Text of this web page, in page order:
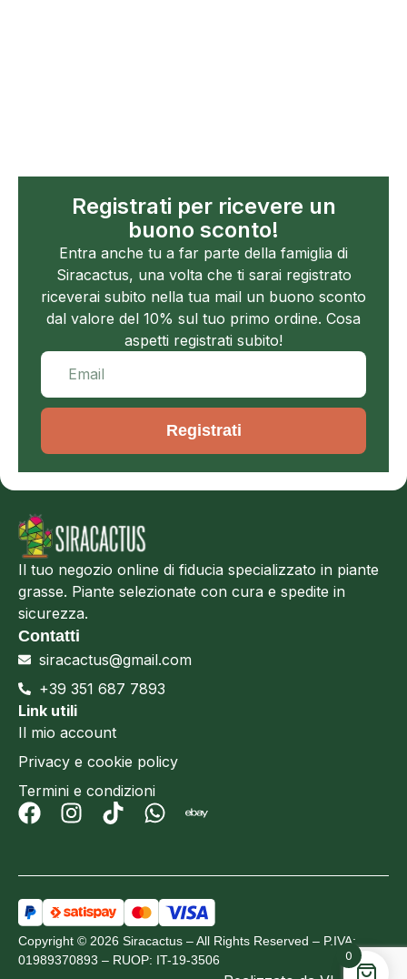
Registrati per ricevere un
buono sconto!
Entra anche tu a far parte della famiglia di
Siracactus, una volta che ti sarai registrato
riceverai subito nella tua mail un buono sconto
dal valore del 10% sul tuo primo ordine. Cosa
aspetti registrati subito!
Registrati
Il tuo negozio online di fiducia specializzato in piante
grasse. Piante selezionate con cura e spedite in
sicurezza.
Contatti
siracactus@gmail.com
+39 351 687 7893
Link utili
Il mio account
Privacy e cookie policy
Termini e condizioni
Copyright © 2026 Siracactus – All Rights Reserved – P.IVA:
01989370893 – RUOP: IT-19-3506
0